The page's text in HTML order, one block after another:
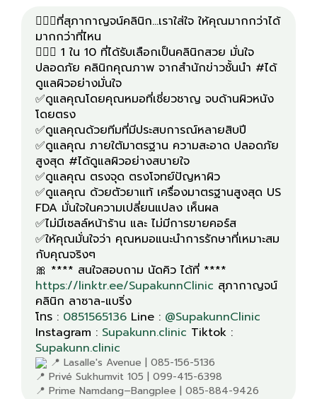
👩🏻‍⚕️ที่สุภากาญจน์คลินิก...เราใส่ใจ ให้คุณมากกว่าได้
มากกว่าที่ไหน
👩🏻‍⚕️ 1 ใน 10 ที่ได้รับเลือกเป็นคลินิกสวย มั่นใจ
ปลอดภัย คลินิกคุณภาพ จากสำนักข่าวชั้นนำ #ได้
ดูแลผิวอย่างมั่นใจ
✅ดูแลคุณโดยคุณหมอที่เชี่ยวชาญ จบด้านผิวหนัง
โดยตรง
✅ดูแลคุณด้วยทีมที่มีประสบการณ์หลายสิบปี
✅ดูแลคุณ ภายใต้มาตรฐาน ความสะอาด ปลอดภัย
สูงสุด #ได้ดูแลผิวอย่างสบายใจ
✅ดูแลคุณ ตรงจุด ตรงโจทย์ปัญหาผิว
✅ดูแลคุณ ด้วยตัวยาแท้ เครื่องมาตรฐานสูงสุด US
FDA มั่นใจในความเปลี่ยนแปลง เห็นผล
✅ไม่มีเซลล์หน้าร้าน และ ไม่มีการขายคอร์ส
✅ให้คุณมั่นใจว่า คุณหมอแนะนำการรักษาที่เหมาะสม
กับคุณจริงๆ
🎀 **** สนใจสอบถาม นัดคิว ได้ที่ ****
https://linktr.ee/SupakunnClinic สุภากาญจน์
คลินิก ลาซาล-แบริ่ง
โทร : 0851565136 Line : @SupakunnClinic
Instagram : Supakunn.clinic Tiktok :
Supakunn.clinic
📍 Lasalle's Avenue | 085-156-5136
📍 Privé Sukhumvit 105 | 099-415-6398
📍 Prime Namdang–Bangplee | 085-884-9426